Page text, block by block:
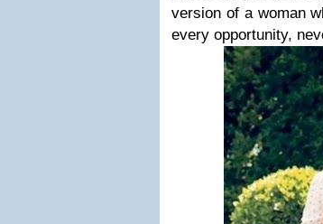
version of a woman
every opportunity,